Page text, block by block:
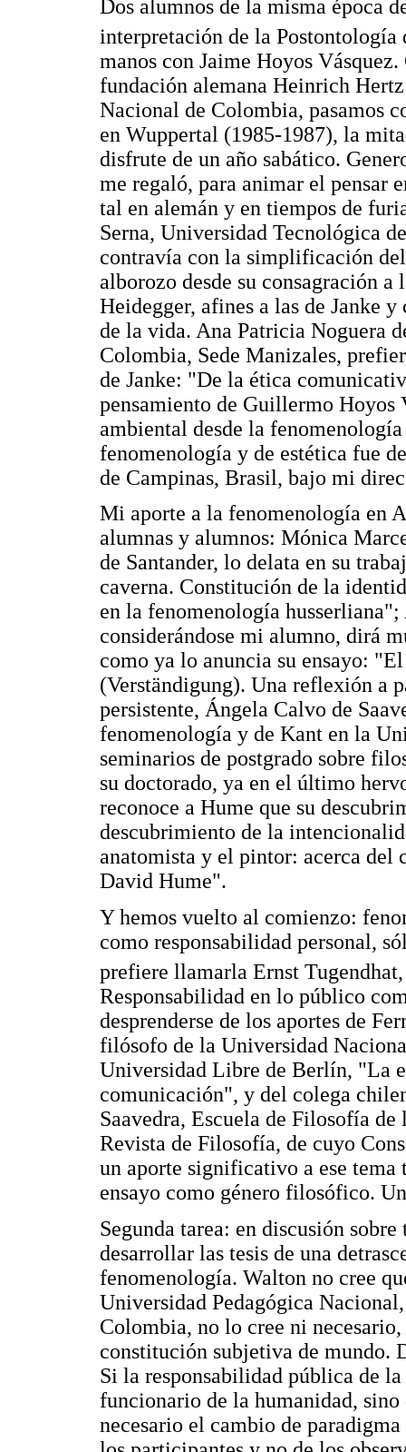
Dos alumnos de la misma época
interpretación de la Postontología
manos con Jaime Hoyos
fundación alemana Heinrich
Nacional de Colombia, pasamos
en Wuppertal (1985-1987), la
disfrute de un año sabático.
me regaló, para animar el pensar
tal en alemán y en tiempos de
Serna, Universidad Tecnológica
contravía con la simplificación
alborozo desde su consagración
Heidegger, afines a las de Janke
de la vida. Ana Patricia Noguera
Colombia, Sede Manizales,
de Janke: "De la ética
pensamiento de Guillermo Hoyos
ambiental desde la
fenomenología y de estética fue
de Campinas, Brasil, bajo mi
Mi aporte a la fenomenología en
alumnas y alumnos: Mónica
de Santander, lo delata en su
caverna. Constitución de la
en la fenomenología
considerándose mi alumno, dirá
como ya lo anuncia su ensayo:
(Verständigung). Una reflexión a
persistente, Ángela Calvo de
fenomenología y de Kant en la
seminarios de postgrado sobre
su doctorado, ya en el último
reconoce a Hume que su
descubrimiento de la
anatomista y el pintor: acerca del
David Hume".
Y hemos vuelto al comienzo:
como responsabilidad personal,
prefiere llamarla Ernst
Responsabilidad en lo público
desprenderse de los aportes de
filósofo de la Universidad
Universidad Libre de Berlín, "La
comunicación", y del colega
Saavedra, Escuela de Filosofía
Revista de Filosofía, de cuyo
un aporte significativo a ese
ensayo como género filosófico.
Segunda tarea: en discusión
desarrollar las tesis de una
fenomenología. Walton no cree
Universidad Pedagógica
Colombia, no lo cree ni
constitución subjetiva de mundo.
Si la responsabilidad pública de
funcionario de la humanidad, sino
necesario el cambio de